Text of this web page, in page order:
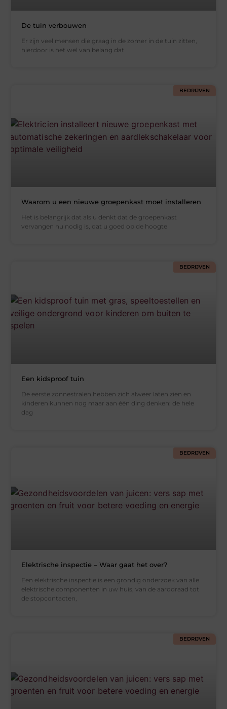
De tuin verbouwen
Er zijn veel mensen die graag in de zomer in de tuin zitten,
hierdoor is het wel van belang dat
BEDRIJVEN
Waarom u een nieuwe groepenkast moet installeren
Het is belangrijk dat als u denkt dat de groepenkast
vervangen nu nodig is, dat u goed op de hoogte
BEDRIJVEN
Een kidsproof tuin
De eerste zonnestralen hebben zich alweer laten zien en
kinderen kunnen nog maar aan één ding denken: de hele
dag
BEDRIJVEN
Elektrische inspectie – Waar gaat het over?
Een elektrische inspectie is een grondig onderzoek van alle
elektrische componenten in uw huis, van de aarddraad tot
de stopcontacten,
BEDRIJVEN